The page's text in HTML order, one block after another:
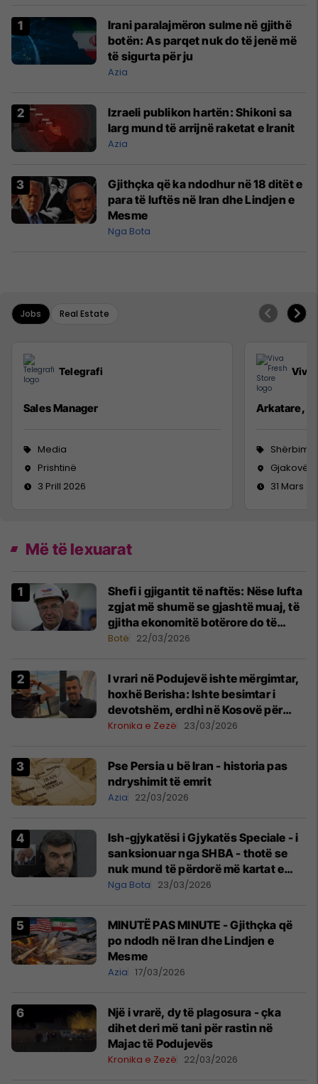
Irani paralajmëron sulme në gjithë
botën: As parqet nuk do të jenë më
të sigurta për ju
Azia
Izraeli publikon hartën: Shikoni sa
larg mund të arrijnë raketat e Iranit
Azia
Gjithçka që ka ndodhur në 18 ditët e
para të luftës në Iran dhe Lindjen e
Mesme
Nga Bota
Jobs Real Estate
Telegrafi
Sales Manager
Media
Prishtinë
3 Prill 2026
Viva
Arkatare,
Gjakovë
31 Mars
Më të lexuarat
Shefi i gjigantit të naftës: Nëse lufta
zgjat më shumë se gjashtë muaj, të
gjitha ekonomitë botërore do të
vuajnë
Botë 22/03/2026
I vrari në Podujevë ishte mërgimtar,
hoxhë Berisha: Ishte besimtar i
devotshëm, erdhi në Kosovë për
Bajram
Kronika e Zezë 23/03/2026
Pse Persia u bë Iran - historia pas
ndryshimit të emrit
Azia 22/03/2026
Ish-gjykatësi i Gjykatës Speciale - i
sanksionuar nga SHBA - thotë se
nuk mund të përdorë më kartat e
kreditit e as të porositë gjëra në
Nga Bota 23/03/2026
MINUTË PAS MINUTE - Gjithçka që
po ndodh në Iran dhe Lindjen e
Mesme
Azia 17/03/2026
Një i vrarë, dy të plagosura - çka
dihet deri më tani për rastin në
Majac të Podujevës
Kronika e Zezë 22/03/2026